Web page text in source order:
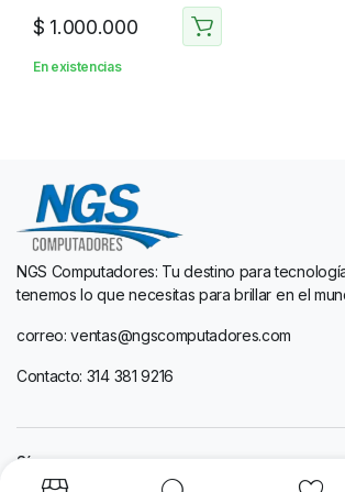
$ 1.000.000
En existencias
NGS Computadores: Tu destino para
tenemos lo que necesitas para brillar en el
correo: ventas@ngscomputadores.com
Contacto: 314 381 9216
Síguenos: